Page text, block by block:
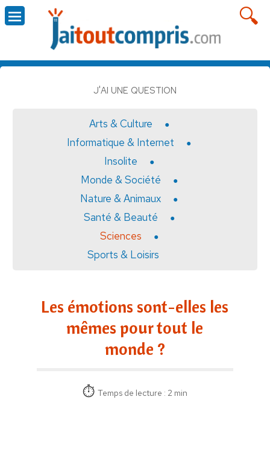
J'AI UNE QUESTION
Arts & Culture
Informatique & Internet
Insolite
Monde & Société
Nature & Animaux
Santé & Beauté
Sciences
Sports & Loisirs
Les émotions sont-elles les
mêmes pour tout le
monde ?
Temps de lecture : 2 min